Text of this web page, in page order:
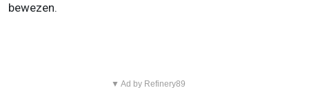
bewezen.
▼ Ad by Refinery89